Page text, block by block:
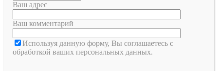
Ваш адрес
Ваш комментарий
Используя данную форму, Вы соглашаетесь с
обработкой ваших персональных данных.